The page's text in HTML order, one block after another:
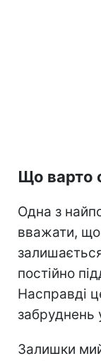
Що варто
Одна з
вважати, що
постійно
Насправді
забруднень
Залишки